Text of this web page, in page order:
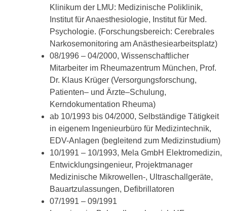
Klinikum der LMU: Medizinische Poliklinik,
Institut für Anaesthesiologie, Institut für Med.
Psychologie. (Forschungsbereich: Cerebrales
Narkosemonitoring am Anästhesiearbeitsplatz)
08/1996 – 04/2000, Wissenschaftlicher
Mitarbeiter im Rheumazentrum München, Prof.
Dr. Klaus Krüger (Versorgungsforschung,
Patienten– und Ärzte–Schulung,
Kerndokumentation Rheuma)
ab 10/1993 bis 04/2000, Selbständige Tätigkeit
in eigenem Ingenieurbüro für Medizintechnik,
EDV-Anlagen (begleitend zum Medizinstudium)
10/1991 – 10/1993, Mela GmbH Elektromedizin,
Entwicklungsingenieur, Projektmanager
Medizinische Mikrowellen-, Ultraschallgeräte,
Bauartzulassungen, Defibrillatoren
07/1991 – 09/1991